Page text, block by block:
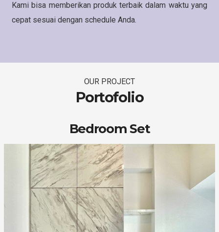
Kami bisa memberikan produk terbaik dalam waktu yang
cepat sesuai dengan schedule Anda.
OUR PROJECT
Portofolio
Bedroom Set